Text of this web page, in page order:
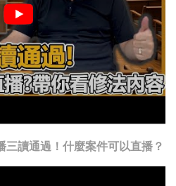
三讀通過！什麼案件可以直播？